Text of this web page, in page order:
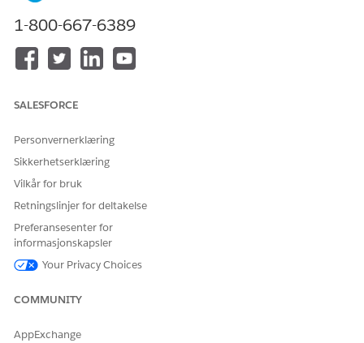
For å redigere Tableau Next-
kontrollpanelene:
kontrollpanelredigeringen.
1-800-667-6389
SALESFORCE
Personvernerklæring
Sikkerhetserklæring
Vilkår for bruk
Retningslinjer for deltakelse
Preferansesenter for
informasjonskapsler
Your Privacy Choices
COMMUNITY
AppExchange